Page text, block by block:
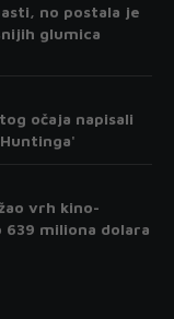
no postala je
glumica
očaja napisali
vrh kino-
miliona dolara